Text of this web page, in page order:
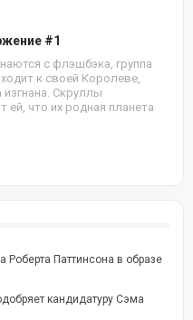
#1
с флэшбэка, группа
к своей Королеве,
Скруллы
ей, что их родная планета
Роберта Паттинсона в образе
кандидатуру Сэма